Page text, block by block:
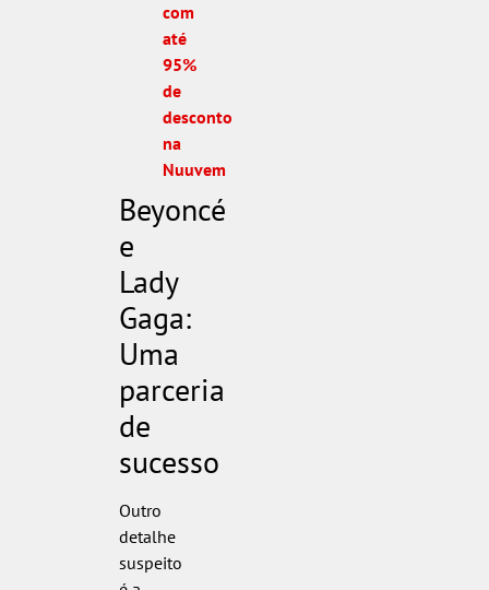
com
até
95%
de
desconto
na
Nuuvem
Beyoncé
e
Lady
Gaga:
Uma
parceria
de
sucesso
Outro
detalhe
suspeito